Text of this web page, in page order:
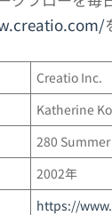
Creatio Inc.
Katherine
280
2002年
https://